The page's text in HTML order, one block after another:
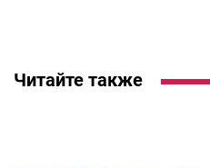
Читайте также